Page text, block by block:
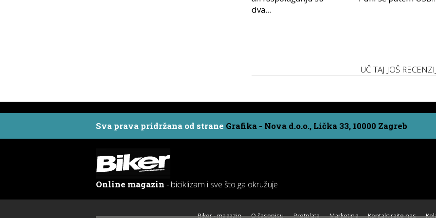
dva...
UČITAJ JOŠ
Sva prava pridržana od strane Grafika - Nova d.o.o., Lička 33, 10000 Zagreb
Online magazin - biciklizam i sve što ga okružuje
Biker - magazin O časopisu Pretplata Marketing Kontaktirajte nas